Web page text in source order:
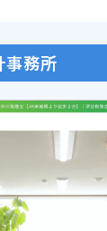
事務所